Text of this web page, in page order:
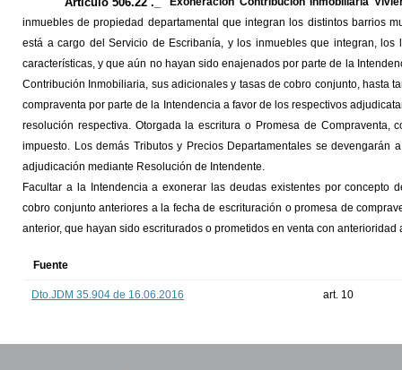
inmuebles de propiedad departamental que integran los distintos barrios
está a cargo del Servicio de Escribanía, y los inmuebles que integran,
características, y que aún no hayan sido enajenados por parte de la
Contribución Inmobiliaria, sus adicionales y tasas de cobro conjunto, hasta
compraventa por parte de la Intendencia a favor de los respectivos
resolución respectiva. Otorgada la escritura o Promesa de
impuesto. Los demás Tributos y Precios Departamentales se
adjudicación mediante Resolución de Intendente.
Facultar a la Intendencia a exonerar las deudas existentes por concepto
cobro conjunto anteriores a la fecha de escrituración o promesa de
anterior, que hayan sido escriturados o prometidos en venta con
Fuente
Dto.JDM 35.904 de 16.06.2016 art. 10